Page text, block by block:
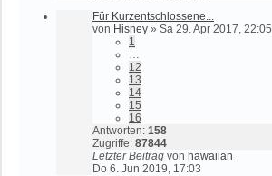
Für Kurzentschlossene...
von Hisney » Sa 29. Apr 2017, 22:05
1
12
13
14
15
16
Antworten: 158
Zugriffe: 87844
Letzter Beitrag von hawaiian
Do 6. Jun 2019, 17:03